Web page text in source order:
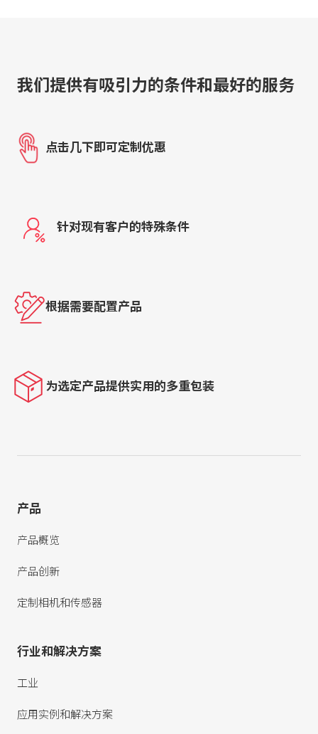
我们提供有吸引力的条件和最好的服务
点击几下即可定制优惠
针对现有客户的特殊条件
根据需要配置产品
为选定产品提供实用的多重包装
产品
产品概览
产品创新
定制相机和传感器
行业和解决方案
工业
应用实例和解决方案